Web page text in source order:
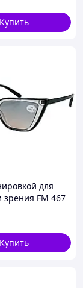
Купить
для
зрения FM 467
Купить